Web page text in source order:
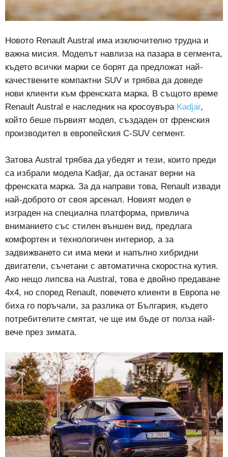
Новото Renault Austral има изключително трудна и
важна мисия. Моделът навлиза на пазара в сегмента,
където всички марки се борят да предложат най-
качествените компактни SUV и трябва да доведе
нови клиенти към френската марка. В същото време
Renault Austral е наследник на кросоувъра Kadjar,
който беше първият модел, създаден от френския
производител в европейския C-SUV сегмент.
Затова Austral трябва да убедят и тези, които преди
са избрали модела Kadjar, да останат верни на
френската марка. За да направи това, Renault извади
най-доброто от своя арсенал. Новият модел е
изграден на специална платформа, привлича
вниманието със стилен външен вид, предлага
комфортен и технологичен интериор, а за
задвижването си има меки и напълно хибридни
двигатели, съчетани с автоматична скоростна кутия.
Ако нещо липсва на Austral, това е двойно предаване
4х4, но според Renault, повечето клиенти в Европа не
биха го поръчали, за разлика от България, където
потребителите смятат, че ще им бъде от полза най-
вече през зимата.